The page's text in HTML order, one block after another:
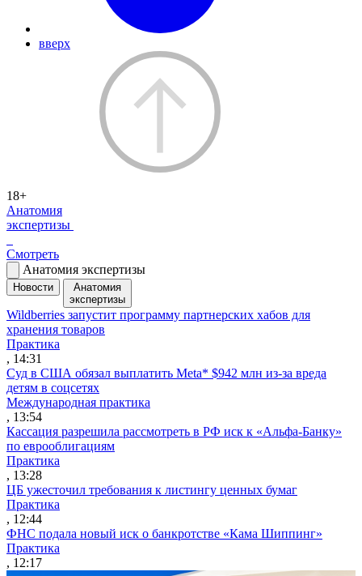
вверх
18+
Анатомия
экспертизы
Смотреть
Анатомия экспертизы
Новости
Анатомия
экспертизы
Wildberries запустит программу партнерских хабов для
хранения товаров
Практика
, 14:31
Суд в США обязал выплатить Meta* $942 млн из-за вреда
детям в соцсетях
Международная практика
, 13:54
Кассация разрешила рассмотреть в РФ иск к «Альфа-Банку»
по еврооблигациям
Практика
, 13:28
ЦБ ужесточил требования к листингу ценных бумаг
Практика
, 12:44
ФНС подала новый иск о банкротстве «Кама Шиппинг»
Практика
, 12:17